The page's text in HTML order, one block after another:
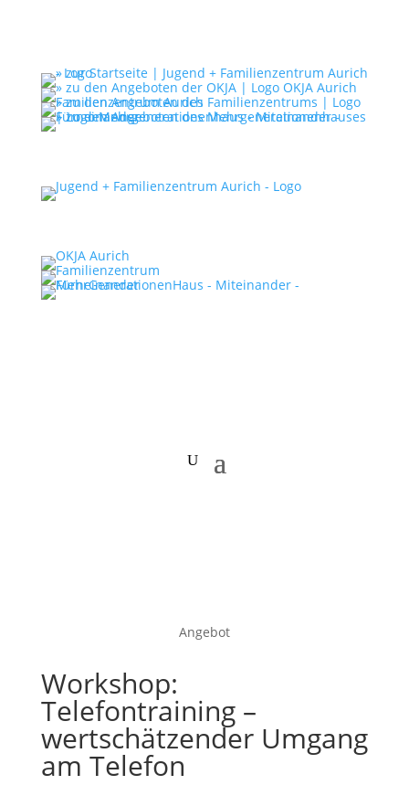
Angebot
Workshop:
Telefontraining –
wertschätzender Umgang
am Telefon